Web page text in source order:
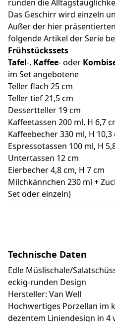
runden die
Das Geschirr wird einzeln
Außer der hier
folgende Artikel der Serie
Frühstückssets
Tafel-, Kaffee- oder
im Set angebotene
Teller flach 25 cm
Teller tief 21,5 cm
Dessertteller 19 cm
Kaffeetassen 200 ml, H 6,7
Kaffeebecher 330 ml, H 10,3
Espressotassen 100 ml, H
Untertassen 12 cm
Eierbecher 4,8 cm, H 7 cm
Milchkännchen 230 ml +
Set oder einzeln)
Technische Daten
Edle Müslischale/
eckig-runden Design
Hersteller: Van Well
Hochwertiges Porzellan im
dezentem Liniendesign in 4